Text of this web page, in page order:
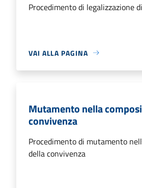
Procedimento di legalizzazione
VAI ALLA PAGINA
Mutamento nella
convivenza
Procedimento di mutamento
della convivenza